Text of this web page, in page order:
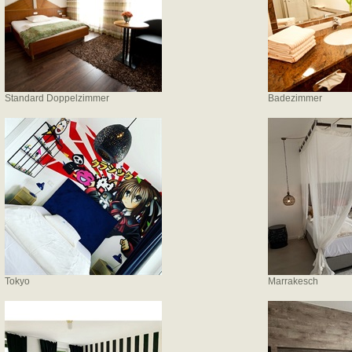
Standard Doppelzimmer Badezimmer
Tokyo Marrakesch